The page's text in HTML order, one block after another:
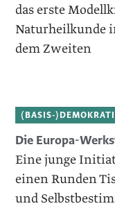
das erste
Naturheilkunde
dem Zweiten
(BASIS-
Die Europa-
Eine junge
einen Runden
und